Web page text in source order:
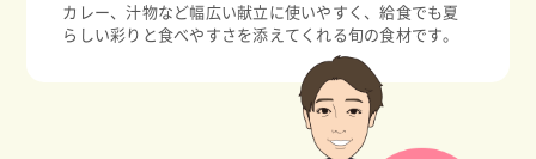
カレー、汁物など幅広い献立に使いやすく、給食でも夏
らしい彩りと食べやすさを添えてくれる旬の食材です。